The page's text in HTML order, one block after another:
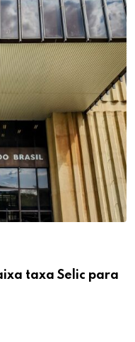
taxa Selic para